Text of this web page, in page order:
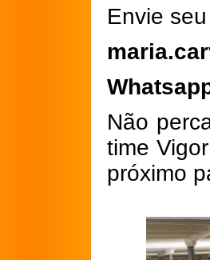
Envie
Não
time
próximo